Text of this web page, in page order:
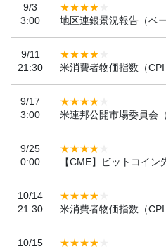
9/3
3:00
地区連銀景況報告（ベ
9/11
21:30
米消費者物価指数（
9/17
3:00
米連邦公開市場委員会
9/25
0:00
【CME】ビットコイン
10/14
21:30
米消費者物価指数（
10/15